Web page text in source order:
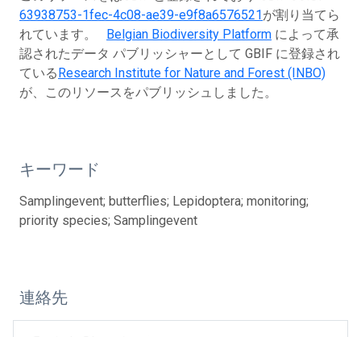
63938753-1fec-4c08-ae39-e9f8a6576521が割り当てら
れています。 Belgian Biodiversity Platform によって承
認されたデータ パブリッシャーとして GBIF に登録され
ているResearch Institute for Nature and Forest (INBO)
が、このリソースをパブリッシュしました。
キーワード
Samplingevent; butterflies; Lepidoptera; monitoring;
priority species; Samplingevent
連絡先